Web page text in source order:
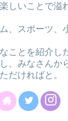
しいことで溢
、スポーツ、
ことを紹介し
、みなさんか
だければと。